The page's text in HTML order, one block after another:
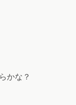
かな？